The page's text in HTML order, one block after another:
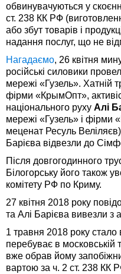
обвинувачуються у
ст. 238 КК РФ
або збут товарів і
надання послуг, що не
Нагадаємо, 26 квітня
російські силовики
мережі «Гузель». Хатній
фірми «КрымОпт»,
національного руху Алі
мережі «Гузель» і фірми
меценат Ресуль
Барієва відвезли до
Після довгогодинного
Білогорську його також
комітету РФ по Криму.
27 квітня 2018 року
та Алі Барієва вивезли з
1 травня 2018 року
перебуває в
вже обрав йому
вартою за ч. 2 ст. 238 КК